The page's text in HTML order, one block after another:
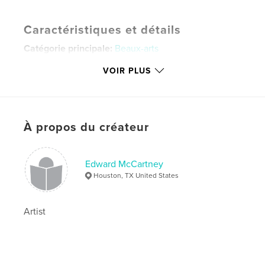
Caractéristiques et détails
Catégorie principale: Beaux-arts
Catégories supplémentaires Catalogues
Date de publication:avril 27, 2020
Mots-clés
, color , assemblage ,
VOIR PLUS
À propos du créateur
Edward McCartney
Houston, TX United States
Artist